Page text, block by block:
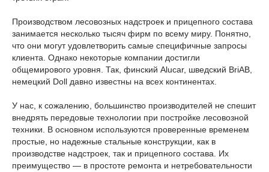
Производством лесовозных надстроек и прицепного состава
занимается несколько тысяч фирм по всему миру. Понятно,
что они могут удовлетворить самые специфичные запросы
клиента. Однако некоторые компании достигли
общемирового уровня. Так, финский Alucar, шведский BriAB,
немецкий Doll давно известны на всех континентах.
У нас, к сожалению, большинство производителей не спешит
внедрять передовые технологии при постройке лесовозной
техники. В основном используются проверенные временем
простые, но надежные стальные конструкции, как в
производстве надстроек, так и прицепного состава. Их
преимущество — в простоте ремонта и нетребовательности